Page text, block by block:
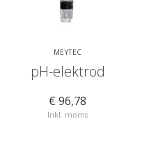
MEYTEC
pH-elektrod
€ 96,78
Inkl. moms